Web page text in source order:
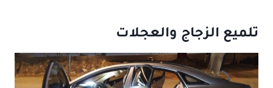
تلميع الزجاج والعجلات